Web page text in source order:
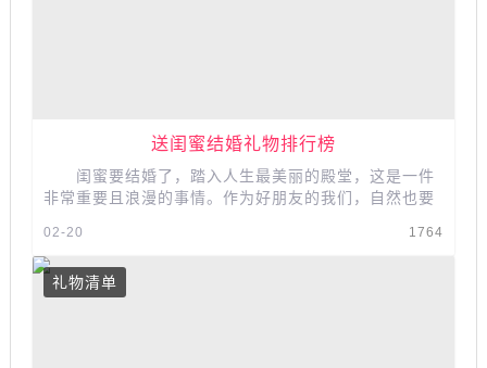
送闺蜜结婚礼物排行榜
闺蜜要结婚了，踏入人生最美丽的殿堂，这是一件
非常重要且浪漫的事情。作为好朋友的我们，自然也要
1764
02-20
礼物清单